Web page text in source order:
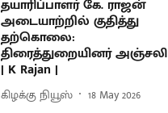
தயாரிப்பாளர் கே. ராஜன்
அடையாற்றில் குதித்து
தற்கொலை:
திரைத்துறையினர் அஞ்சலி
| K Rajan |
கிழக்கு நியூஸ் 18 May 2026